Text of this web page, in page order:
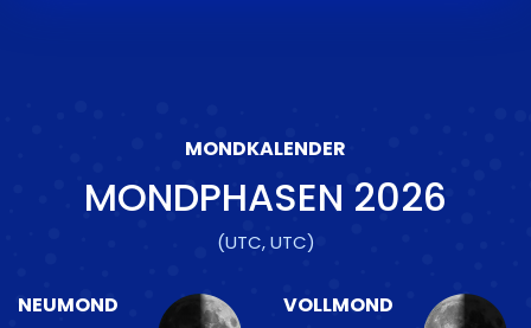
MONDKALENDER
MONDPHASEN 2026
(UTC, UTC)
NEUMOND VOLLMOND